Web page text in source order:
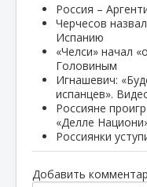
Россия –
Черчесов
Испанию
«Челси» начал
Головиным
Игнашевич:
испанцев».
Россияне
«Делле
Россиянки
Добавить